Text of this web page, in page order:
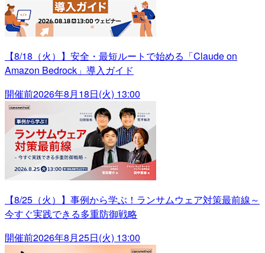
【8/18（火）】安全・最短ルートで始める「Claude on
Amazon Bedrock」導入ガイド
開催前2026年8月18日(火) 13:00
【8/25（火）】事例から学ぶ！ランサムウェア対策最前線～
今すぐ実践できる多重防御戦略
開催前2026年8月25日(火) 13:00